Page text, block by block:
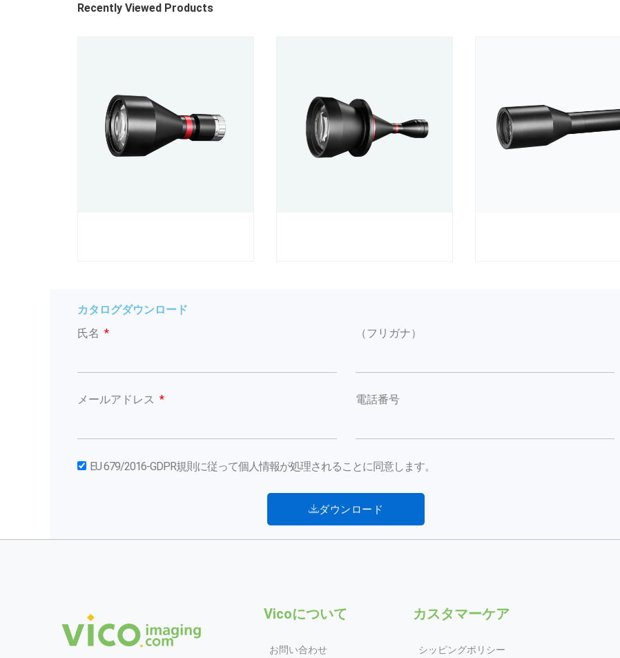
Recently Viewed Products
カタログダウンロード
氏名
（フリガナ）
メールアドレス 電話番号
EU 679/2016-GDPR規則に従って個人情報が処理されることに同意します。
ダウンロード
Vicoについて
お問い合わせ
カスタマーケア
シッピングポリシー